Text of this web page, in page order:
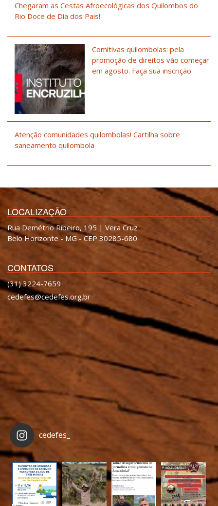
Chegaram as Cestas Afroecológicas dos Quilombos do
Rio Doce de Dia dos Pais!
Comitivas quilombolas: pela
promoção de direitos vão começar
em agosto. Faça sua inscrição
Atenção comunidades quilombolas! Cartilha sobre
saneamento quilombola
LOCALIZAÇÃO
Rua Demétrio Ribeiro, 195 | Vera Cruz
Belo Horizonte - MG - CEP 30285-680
CONTATOS
(31) 3224-7659
cedefes@cedefes.org.br
cedefes_